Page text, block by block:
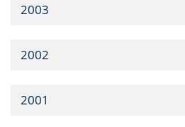
2003
2002
2001